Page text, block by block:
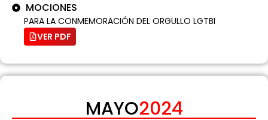
MOCIONES
PARA LA CONMEMORACIÓN DEL ORGULLO LGTBI
VER PDF
MAYO2024